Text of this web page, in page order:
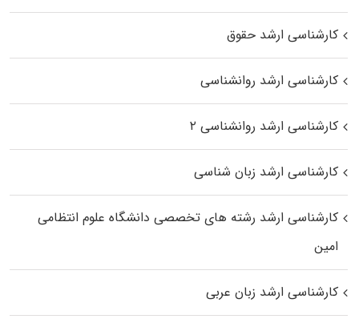
کارشناسی ارشد حقوق
کارشناسی ارشد روانشناسی
کارشناسی ارشد روانشناسی ۲
کارشناسی ارشد زبان شناسی
کارشناسی ارشد رﺷﺘﻪ ﻫﺎی تخصصی داﻧﺸﮕﺎه ﻋﻠﻮم انتظامی
اﻣﻴﻦ
کارشناسی ارشد زبان عربی